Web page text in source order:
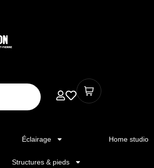
Éclairage Home studio
Structures & pieds